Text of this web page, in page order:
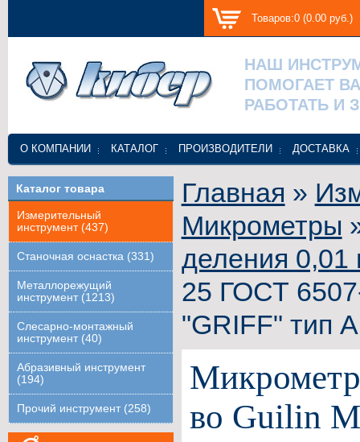
Товаров:0 (0.00 руб.)
НАШ
ПОМОГАЕТ
РАБОТАТЬ И
О КОМПАНИИ КАТАЛОГ ПРОИЗВОДИТЕЛИ ДОСТАВКА
Каталог товара
Измерительный
инструмент (437)
Станочная оснастка (331)
Металлорежущий
инструмент (1213)
Слесарно-монтажный
инструмент (40)
Абразивный инструмент
(194)
Прочий инструмент (258)
Главная »
Микрометры
деления
25 ГОСТ
"GRIFF" тип А
во Guilin